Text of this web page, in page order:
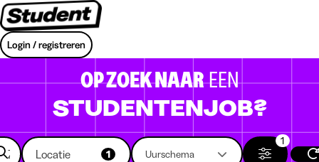
Login / registreren
OP ZOEK NAAREEN
STUDENTENJOB?
Locatie 1 Uurschema
1